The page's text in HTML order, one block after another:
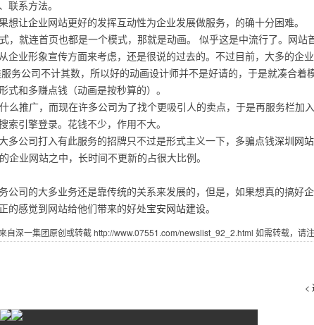
联系方法。
让企业网站更好的发挥互动性为企业发展做服务，的确十分困难。
，就连首页也都是一个模式，那就是动画。 似乎这是中流行了。网站
企业形象宣传方面来考虑，还是很说的过去的。不过目前，大多的企
务公司不计其数，所以好的动画设计师并不是好请的，于是就凑合着
式和多赚点钱（动画是按秒算的）。
么推广，而现在许多公司为了找个更吸引人的卖点，于是再服务栏加
索引擎登录。花钱不少，作用不大。
多公司打入有此服务的招牌只不过是形式主义一下，多骗点钱深圳网
企业网站之中，长时间不更新的占很大比例。
公司的大多业务还是靠传统的关系来发展的，但是，如果想真的搞好
的感觉到网站给他们带来的好处宝安网站建设。
自深一集团原创或转截 http://www.07551.com/newslist_92_2.html 如需转载，请注
<